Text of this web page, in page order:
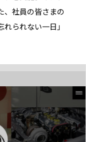
、社員の皆さまの
られない一日」